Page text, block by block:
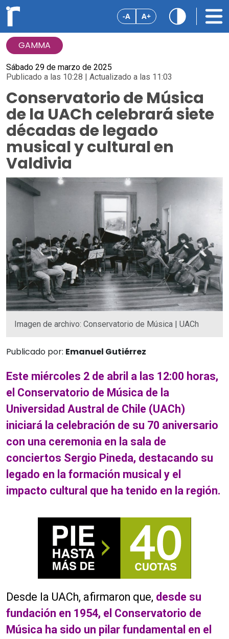
-A A+
GAMMA
Sábado 29 de marzo de 2025
Publicado a las 10:28 | Actualizado a las 11:03
Conservatorio de Música
de la UACh celebrará siete
décadas de legado
musical y cultural en
Valdivia
Imagen de archivo: Conservatorio de Música | UACh
Publicado por: Emanuel Gutiérrez
Este miércoles 2 de abril a las 12:00 horas,
el Conservatorio de Música de la
Universidad Austral de Chile (UACh)
iniciará la celebración de su 70 aniversario
con una ceremonia en la sala de
conciertos Sergio Pineda, destacando su
legado en la formación musical y el
impacto cultural que ha tenido en la región.
Desde la UACh, afirmaron que, desde su
fundación en 1954, el Conservatorio de
Música ha sido un pilar fundamental en el